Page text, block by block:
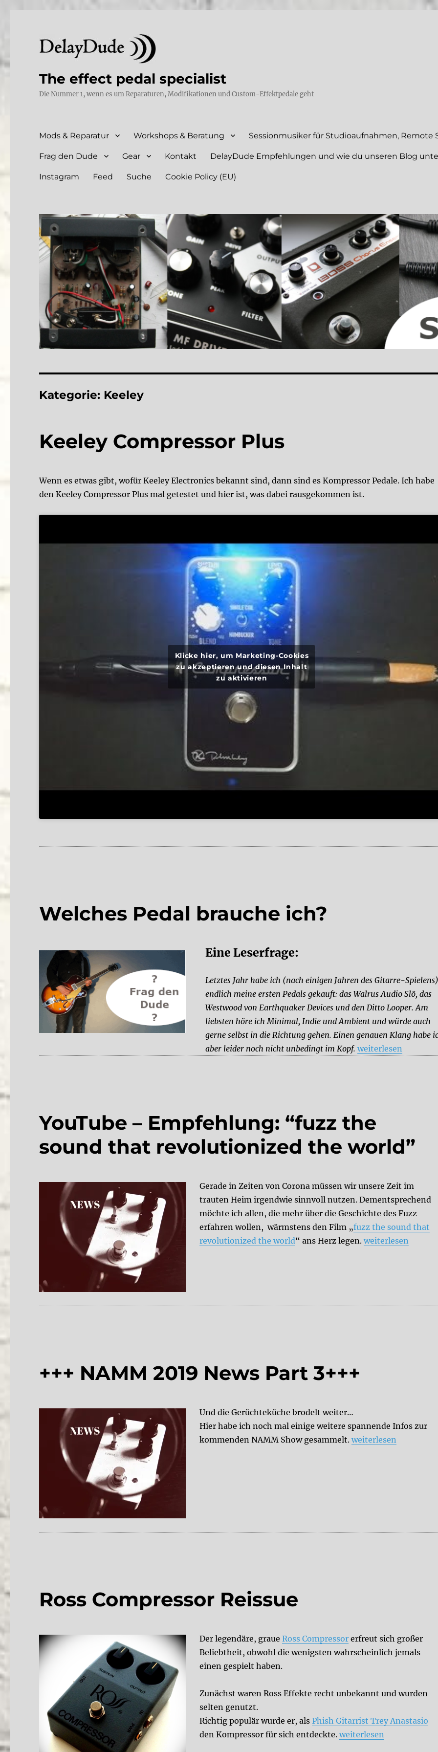
The effect pedal specialist
Die Nummer 1, wenn es um Reparaturen, Modifikationen und Custom-Effektpedale geht
Mods & Reparatur Workshops & Beratung Sessionmusiker für Studioaufnahmen, Remote
Frag den Dude Gear Kontakt DelayDude Empfehlungen und wie du unseren Blog
Instagram Feed Suche Cookie Policy (EU)
Kategorie: Keeley
Keeley Compressor Plus
Wenn es etwas gibt, wofür Keeley Electronics bekannt sind, dann sind es Kompressor Pedale. Ich habe
den Keeley Compressor Plus mal getestet und hier ist, was dabei rausgekommen ist.
Klicke hier, um Marketing-Cookies
zu akzeptieren und diesen Inhalt
zu aktivieren
Welches Pedal brauche ich?
Eine Leserfrage:
Letztes Jahr habe ich (nach einigen Jahren des Gitarre-Spielens)
endlich meine ersten Pedals gekauft: das Walrus Audio Slö, das
Westwood von Earthquaker Devices und den Ditto Looper. Am
liebsten höre ich Minimal, Indie und Ambient und würde auch
gerne selbst in die Richtung gehen. Einen genauen Klang habe
aber leider noch nicht unbedingt im Kopf. „Welches Pedal
weiterlesen
YouTube – Empfehlung: “fuzz the
sound that revolutionized the world”
Gerade in Zeiten von Corona müssen wir unsere Zeit im
trauten Heim irgendwie sinnvoll nutzen. Dementsprechend
möchte ich allen, die mehr über die Geschichte des Fuzz
erfahren wollen, wärmstens den Film „fuzz the sound that
revolutionized the world“ ans Herz legen.„YouTube –
weiterlesen
+++ NAMM 2019 News Part 3+++
Und die Gerüchteküche brodelt weiter…
Hier habe ich noch mal einige weitere spannende Infos zur
kommenden NAMM Show gesammelt.„+++ NAMM 2019
weiterlesen
Ross Compressor Reissue
Der legendäre, graueRoss Compressor erfreut sich großer
Beliebtheit, obwohl die wenigsten wahrscheinlich jemals
einen gespielt haben.
Zunächst waren Ross Effekte recht unbekannt und wurden
selten genutzt.
Richtig populär wurde er, alsPhish Gitarrist Trey Anastasio
den Kompressor für sich entdeckte.„Ross Compressor
weiterlesen